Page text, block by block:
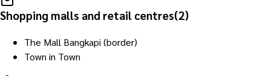
Shopping malls and retail centres(2)
The Mall Bangkapi (border)
Town in Town